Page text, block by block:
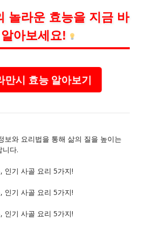
놀라운 효능을 지금 바
아보세요!
시 효능 알아보기
보와 요리법을 통해 삶의 질을 높이는
다.
인기 사골 요리 5가지!
인기 사골 요리 5가지!
인기 사골 요리 5가지!